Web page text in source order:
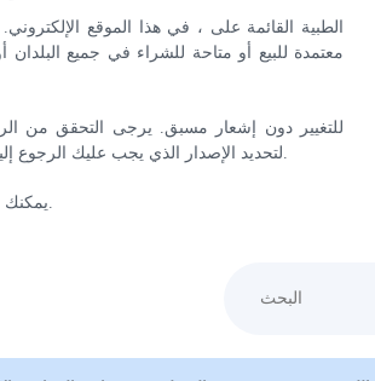
معتمدة للبيع أو متاحة للشراء في جميع